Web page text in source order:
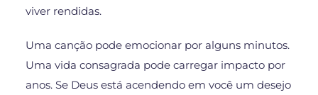
viver rendidas.
Uma canção pode emocionar por alguns minutos.
Uma vida consagrada pode carregar impacto por
anos. Se Deus está acendendo em você um desejo